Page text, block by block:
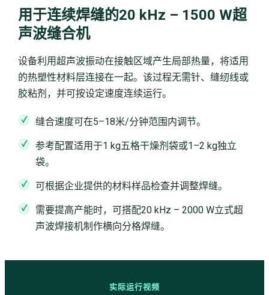
用于连续焊缝的20 kHz – 1500 W超
声波缝合机
设备利用超声波振动在接触区域产生局部热量，将适用
的热塑性材料层连接在一起。该过程无需针、缝纫线或
胶粘剂，并可按设定速度连续运行。
缝合速度可在5–18米/分钟范围内调节。
参考配置适用于1 kg五格干燥剂袋或1–2 kg独立
袋。
可根据企业提供的材料样品检查并调整焊缝。
需要提高产能时，可搭配20 kHz – 2000 W立式超
声波焊接机制作横向分格焊缝。
实际运行视频